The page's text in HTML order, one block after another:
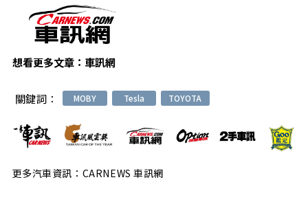
想看更多文章： 車訊網
關鍵詞： MOBY Tesla TOYOTA
更多汽車資訊：CARNEWS 車訊網